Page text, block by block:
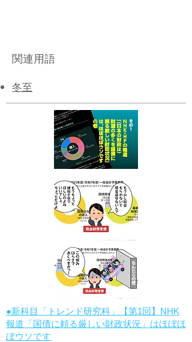
関連用語
冬至
●新科目「トレンド研究科」【第1回】NHK
報道「国債に頼る厳しい財政状況」はほぼほ
ぼウソです